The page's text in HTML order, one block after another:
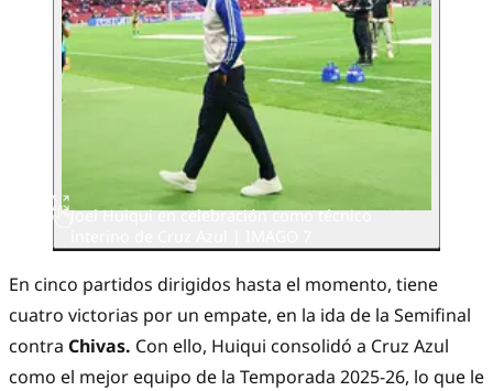
Joel Huiqui en celebración como técnico
En cinco partidos dirigidos hasta el momento, tiene
cuatro victorias por un empate, en la ida de la Semifinal
contra Chivas. Con ello, Huiqui consolidó a Cruz Azul
como el mejor equipo de la Temporada 2025-26, lo que le